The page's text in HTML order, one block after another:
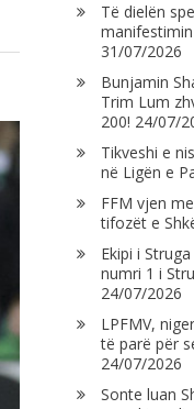
Të dielën
manifestimin
31/07/2026
Bunjamin
Trim Lum
200! 24/07/
Tikveshi e
në Ligën e
FFM vjen
tifozët e
Ekipi i
numri 1 i
24/07/2026
LPFMV,
të parë për
24/07/2026
Sonte luan